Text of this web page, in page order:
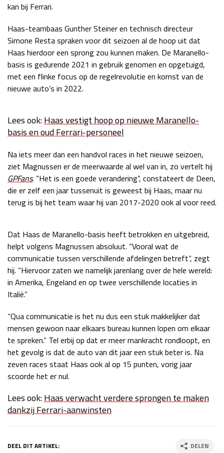
Kwalificatie
Kwalificatie
za 05:00 - 06:00
Race
zo 05:00 - 07:00
GP QATAR 2026 27 - 29 nov
Kwalificatie
za 19:00 - 20:00
Race
zo 17:00 - 19:00
GP ABU DHABI 2026 04 - 06 dec
Kwalificatie
za 15:00 - 16:00
Race
kan bij Ferrari.
Haas-teambaas Gunther Steiner en technisch directeur
Simone Resta spraken voor dit seizoen al de hoop uit dat
Haas hierdoor een sprong zou kunnen maken. De Maranello-
basis is gedurende 2021 in gebruik genomen en opgetuigd,
met een flinke focus op de regelrevolutie en komst van de
nieuwe auto’s in 2022.
Lees ook:Haas vestigt hoop op nieuwe Maranello-
basis en oud Ferrari-personeel
Na iets meer dan een handvol races in het nieuwe seizoen,
ziet Magnussen er de meerwaarde al wel van in, zo vertelt hij
GPFans. “Het is een goede verandering”, constateert de Deen,
die er zelf een jaar tussenuit is geweest bij Haas, maar nu
terug is bij het team waar hij van 2017-2020 ook al voor reed.
Dat Haas de Maranello-basis heeft betrokken en uitgebreid,
helpt volgens Magnussen absoluut. “Vooral wat de
communicatie tussen verschillende afdelingen betreft”, zegt
hij. “Hiervoor zaten we namelijk jarenlang over de hele wereld:
in Amerika, Engeland en op twee verschillende locaties in
Italië.”
“Qua communicatie is het nu dus een stuk makkelijker dat
mensen gewoon naar elkaars bureau kunnen lopen om elkaar
te spreken.” Tel erbij op dat er meer mankracht rondloopt, en
het gevolg is dat de auto van dit jaar een stuk beter is. Na
zeven races staat Haas ook al op 15 punten, vorig jaar
scoorde het er nul.
Lees ook:Haas verwacht verdere sprongen te maken
dankzij Ferrari-aanwinsten
DEEL DIT ARTIKEL: DELEN